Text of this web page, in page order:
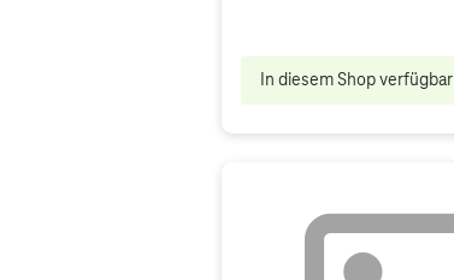
In diesem Shop verfügbar